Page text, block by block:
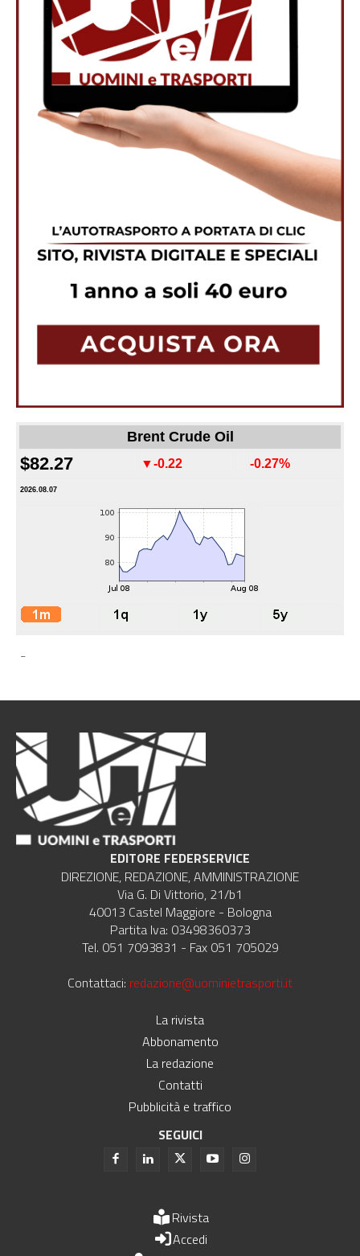
Brent Crude Oil
$82.27 ▼-0.22 -0.27%
2026.08.07
-
EDITORE FEDERSERVICE
DIREZIONE, REDAZIONE, AMMINISTRAZIONE
Via G. Di Vittorio, 21/b1
40013 Castel Maggiore - Bologna
Partita Iva: 03498360373
Tel. 051 7093831 - Fax 051 705029
Contattaci: redazione@uominietrasporti.it
La rivista
Abbonamento
La redazione
Contatti
Pubblicità e traffico
SEGUICI
Rivista
Accedi